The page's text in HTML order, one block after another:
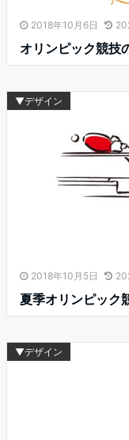
2018年10月6日
オリンピック競技
▼デザイン
2018年10月5日
夏季オリンピック
▼デザイン